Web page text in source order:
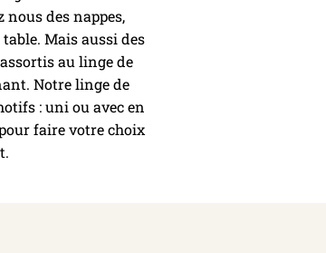
nous des nappes,
Mais aussi des
au linge de
Notre linge de
: uni ou avec en
faire votre choix